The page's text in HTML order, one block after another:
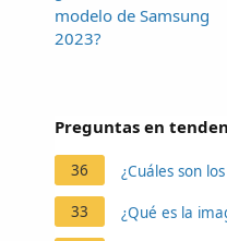
modelo de Samsung
2023?
Preguntas en
36 ¿Cuáles son
33 ¿Qué es la